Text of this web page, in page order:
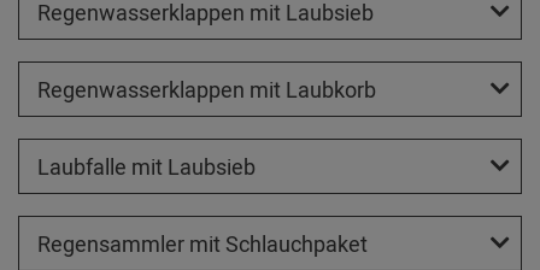
Regenwasserklappen mit Laubsieb
Regenwasserklappen mit Laubkorb
Laubfalle mit Laubsieb
Regensammler mit Schlauchpaket